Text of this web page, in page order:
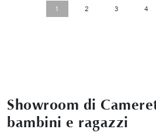
1 2 3 4
Showroom di
bambini e ragazzi